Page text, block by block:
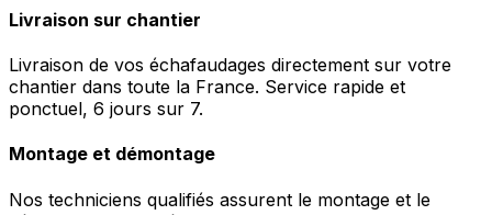
Livraison sur chantier
Livraison de vos échafaudages directement sur votre
chantier dans toute la France. Service rapide et
ponctuel, 6 jours sur 7.
Montage et démontage
Nos techniciens qualifiés assurent le montage et le